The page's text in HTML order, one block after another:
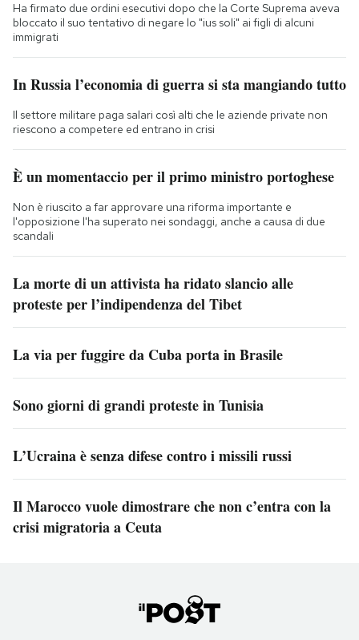
Ha firmato due ordini esecutivi dopo che la Corte Suprema aveva
bloccato il suo tentativo di negare lo "ius soli" ai figli di alcuni
immigrati
In Russia l’economia di guerra si sta mangiando tutto
Il settore militare paga salari così alti che le aziende private non
riescono a competere ed entrano in crisi
È un momentaccio per il primo ministro portoghese
Non è riuscito a far approvare una riforma importante e
l'opposizione l'ha superato nei sondaggi, anche a causa di due
scandali
La morte di un attivista ha ridato slancio alle
proteste per l’indipendenza del Tibet
La via per fuggire da Cuba porta in Brasile
Sono giorni di grandi proteste in Tunisia
L’Ucraina è senza difese contro i missili russi
Il Marocco vuole dimostrare che non c’entra con la
crisi migratoria a Ceuta